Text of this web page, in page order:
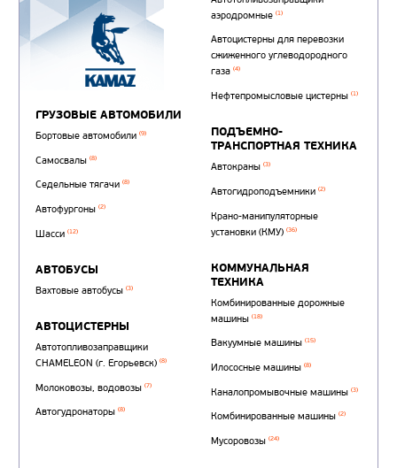
ГРУЗОВЫЕ АВТОМОБИЛИ
аэродромные
сжиженного
газа(4)
Нефтепромысловые
ПОДЪЕМНО-